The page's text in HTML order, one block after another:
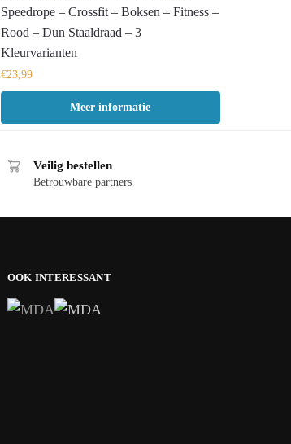
Speedrope – Crossfit – Boksen – Fitness –
Rood – Dun Staaldraad – 3
Kleurvarianten
€23,99
Meer informatie
Veilig bestellen
Betrouwbare partners
OOK INTERESSANT